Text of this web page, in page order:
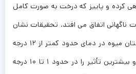
کرده و پاییز که درخت به صورت کامل
ناگهانی اتفاق می افتد. تحقیقات نشان
می دهد که سرما زدگی درختان میوه در دمای حدود کمتر از ۱۲ درجه
سانتی گراد اتفاق می افتد و بیشترین تأثیر را در حدود ۱ تا ۱۰ درجه